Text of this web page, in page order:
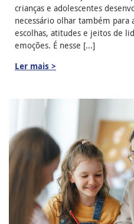
crianças e adolescentes
necessário olhar também para
escolhas, atitudes e jeitos de
emoções. É nesse [...]
Ler mais >